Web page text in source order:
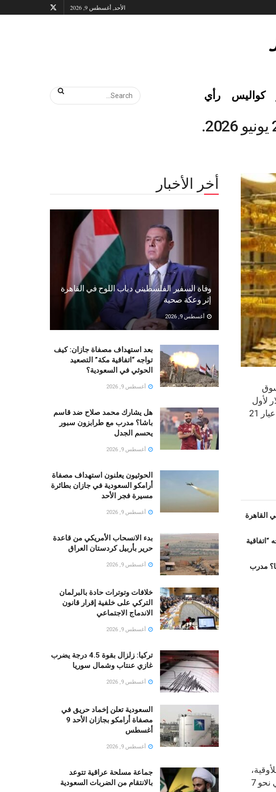
الأحد, أغسطس 9, 2026
كواليس رأي
في السوق
الذهب عالميا وكسر الأوقية مستوى 4000 دولار لأول
مرة منذ نوفمبر 2025، ما انعكس على أسعار الأعيرة المختلفة وفي مقدمتها الذهب عيار 21
القاهرة
مدرب
الفورية إلى 3998.75 دولار للأوقية،
متراجعا بنحو 113.6 دولار وبنسبة 2.76% خلال التداولات، ليسجل أدنى مستوى له في نحو 7
أخر الأخبار
وفاة السفير الفلسطيني دياب اللوح في القاهرة
إثر وعكة صحية
أغسطس 9, 2026
بعد استهداف مصفاة جازان: كيف
تواجه “اتفاقية مكة” التصعيد
الحوثي في السعودية؟
أغسطس 9, 2026
هل يشارك محمد صلاح ضد قاسم
باشا؟ مدرب مع طرابزون سبور
يحسم الجدل
أغسطس 9, 2026
الحوثيون يعلنون استهداف مصفاة
أرامكو السعودية في جازان بطائرة
مسيرة فجر الأحد
أغسطس 9, 2026
بدء الانسحاب الأمريكي من قاعدة
حرير بأربيل كردستان العراق
أغسطس 9, 2026
خلافات وتوترات حادة بالبرلمان
التركي على خلفية إقرار قانون
الاندماج الاجتماعي
أغسطس 9, 2026
تركيا: زلزال بقوة 4.5 درجة يضرب
غازي عنتاب وشمال سوريا
أغسطس 9, 2026
السعودية تعلن إخماد حريق في
مصفاة أرامكو بجازان الأحد 9
أغسطس
أغسطس 9, 2026
جماعة مسلحة عراقية تتوعد
بالانتقام من الضربات السعودية